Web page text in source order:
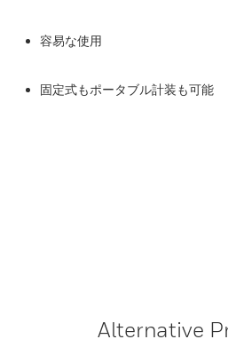
容易な使用
固定式もポータブル計装も可能
Alternative